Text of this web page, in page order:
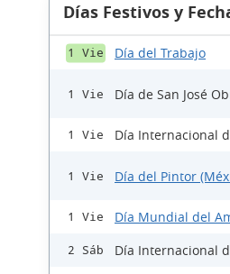
Días Festivos y
1 Vie Día del Trabajo
1 Vie Día de San José
1 Vie Día Internacional
1 Vie Día del Pintor
1 Vie Día Mundial del
2 Sáb Día Internacional